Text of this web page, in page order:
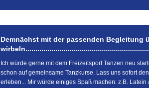
Demnächst mit der passenden Begleitung
Ich würde gerne mit dem Freizeitsport Tanzen neu
schon auf gemeinsame Tanzkurse. Lass uns sofort
erleben... Mir würde einiges Spaß machen: z.B. Latein